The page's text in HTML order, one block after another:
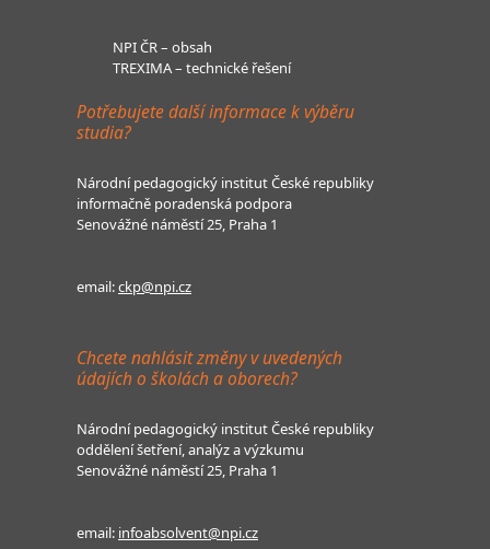
NPI ČR – obsah
TREXIMA – technické řešení
Potřebujete další informace k výběru
studia?
Národní pedagogický institut České republiky
informačně poradenská podpora
Senovážné náměstí 25, Praha 1
email:ckp@npi.cz
Chcete nahlásit změny v uvedených
údajích o školách a oborech?
Národní pedagogický institut České republiky
oddělení šetření, analýz a výzkumu
Senovážné náměstí 25, Praha 1
email: infoabsolvent@npi.cz